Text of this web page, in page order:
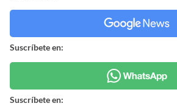
Suscríbete en:
Suscríbete en: